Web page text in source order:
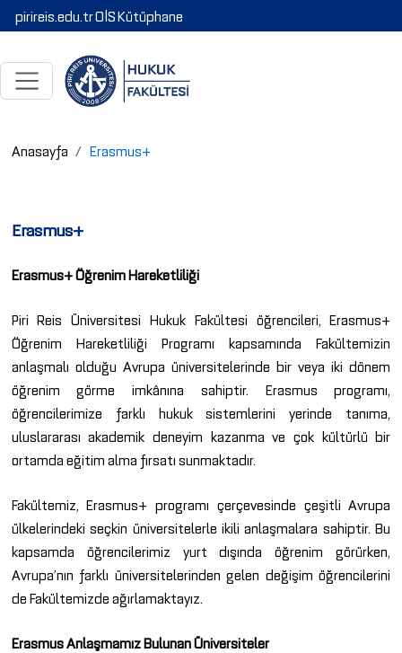
pirireis.edu.trOİSKütüphane
Anasayfa Erasmus+
Erasmus+
Erasmus+ Öğrenim Hareketliliği
Piri Reis Üniversitesi Hukuk Fakültesi öğrencileri, Erasmus+
Öğrenim Hareketliliği Programı kapsamında Fakültemizin
anlaşmalı olduğu Avrupa üniversitelerinde bir veya iki dönem
öğrenim görme imkânına sahiptir. Erasmus programı,
öğrencilerimize farklı hukuk sistemlerini yerinde tanıma,
uluslararası akademik deneyim kazanma ve çok kültürlü bir
ortamda eğitim alma fırsatı sunmaktadır.
Fakültemiz, Erasmus+ programı çerçevesinde çeşitli Avrupa
ülkelerindeki seçkin üniversitelerle ikili anlaşmalara sahiptir. Bu
kapsamda öğrencilerimiz yurt dışında öğrenim görürken,
Avrupa’nın farklı üniversitelerinden gelen değişim öğrencilerini
de Fakültemizde ağırlamaktayız.
Erasmus Anlaşmamız Bulunan Üniversiteler